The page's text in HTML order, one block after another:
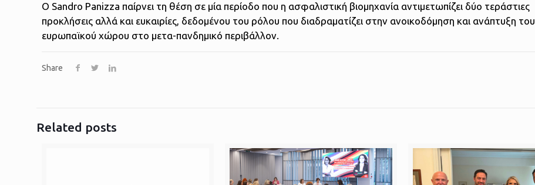
Ο Sandro Panizza παίρνει τη θέση σε μία περίοδο που η ασφαλιστική βιομηχανία αντιμετωπίζει δύο τεράστιες
προκλήσεις αλλά και ευκαιρίες, δεδομένου του ρόλου που διαδραματίζει στην ανοικοδόμηση και ανάπτυξη του
ευρωπαϊκού χώρου στο μετα-πανδημικό περιβάλλον.
Share
Related posts